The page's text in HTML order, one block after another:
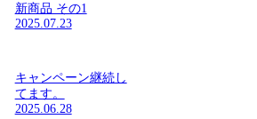
新商品 その1
2025.07.23
キャンペーン継続し
てます。
2025.06.28